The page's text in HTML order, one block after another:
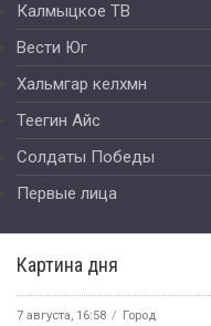
Калмыцкое ТВ
Вести Юг
Хальмгар келхмн
Теегин Айс
Солдаты Победы
Первые лица
Картина дня
7 августа, 16:58 Город